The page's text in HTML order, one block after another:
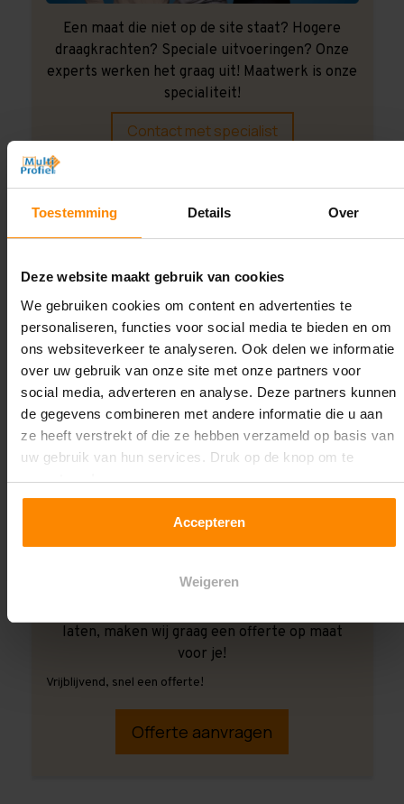
Toestemming Details Over
Deze website maakt gebruik van cookies
We gebruiken cookies om content en advertenties te
personaliseren, functies voor social media te bieden en om
ons websiteverkeer te analyseren. Ook delen we informatie
over uw gebruik van onze site met onze partners voor
social media, adverteren en analyse. Deze partners kunnen
de gegevens combineren met andere informatie die u aan
ze heeft verstrekt of die ze hebben verzameld op basis van
uw gebruik van hun services. Druk op de knop om te
accepteren!
Accepteren
Weigeren
Een maat die niet op de site staat? Hogere
draagkrachten? Speciale uitvoeringen? Onze
experts werken het graag uit! Maatwerk is onze
specialiteit!
Contact met specialist
Montage uitbesteden?
Laat ons het doen!
laten, maken wij graag een offerte op maat
voor je!
Vrijblijvend, snel een offerte!
Offerte aanvragen